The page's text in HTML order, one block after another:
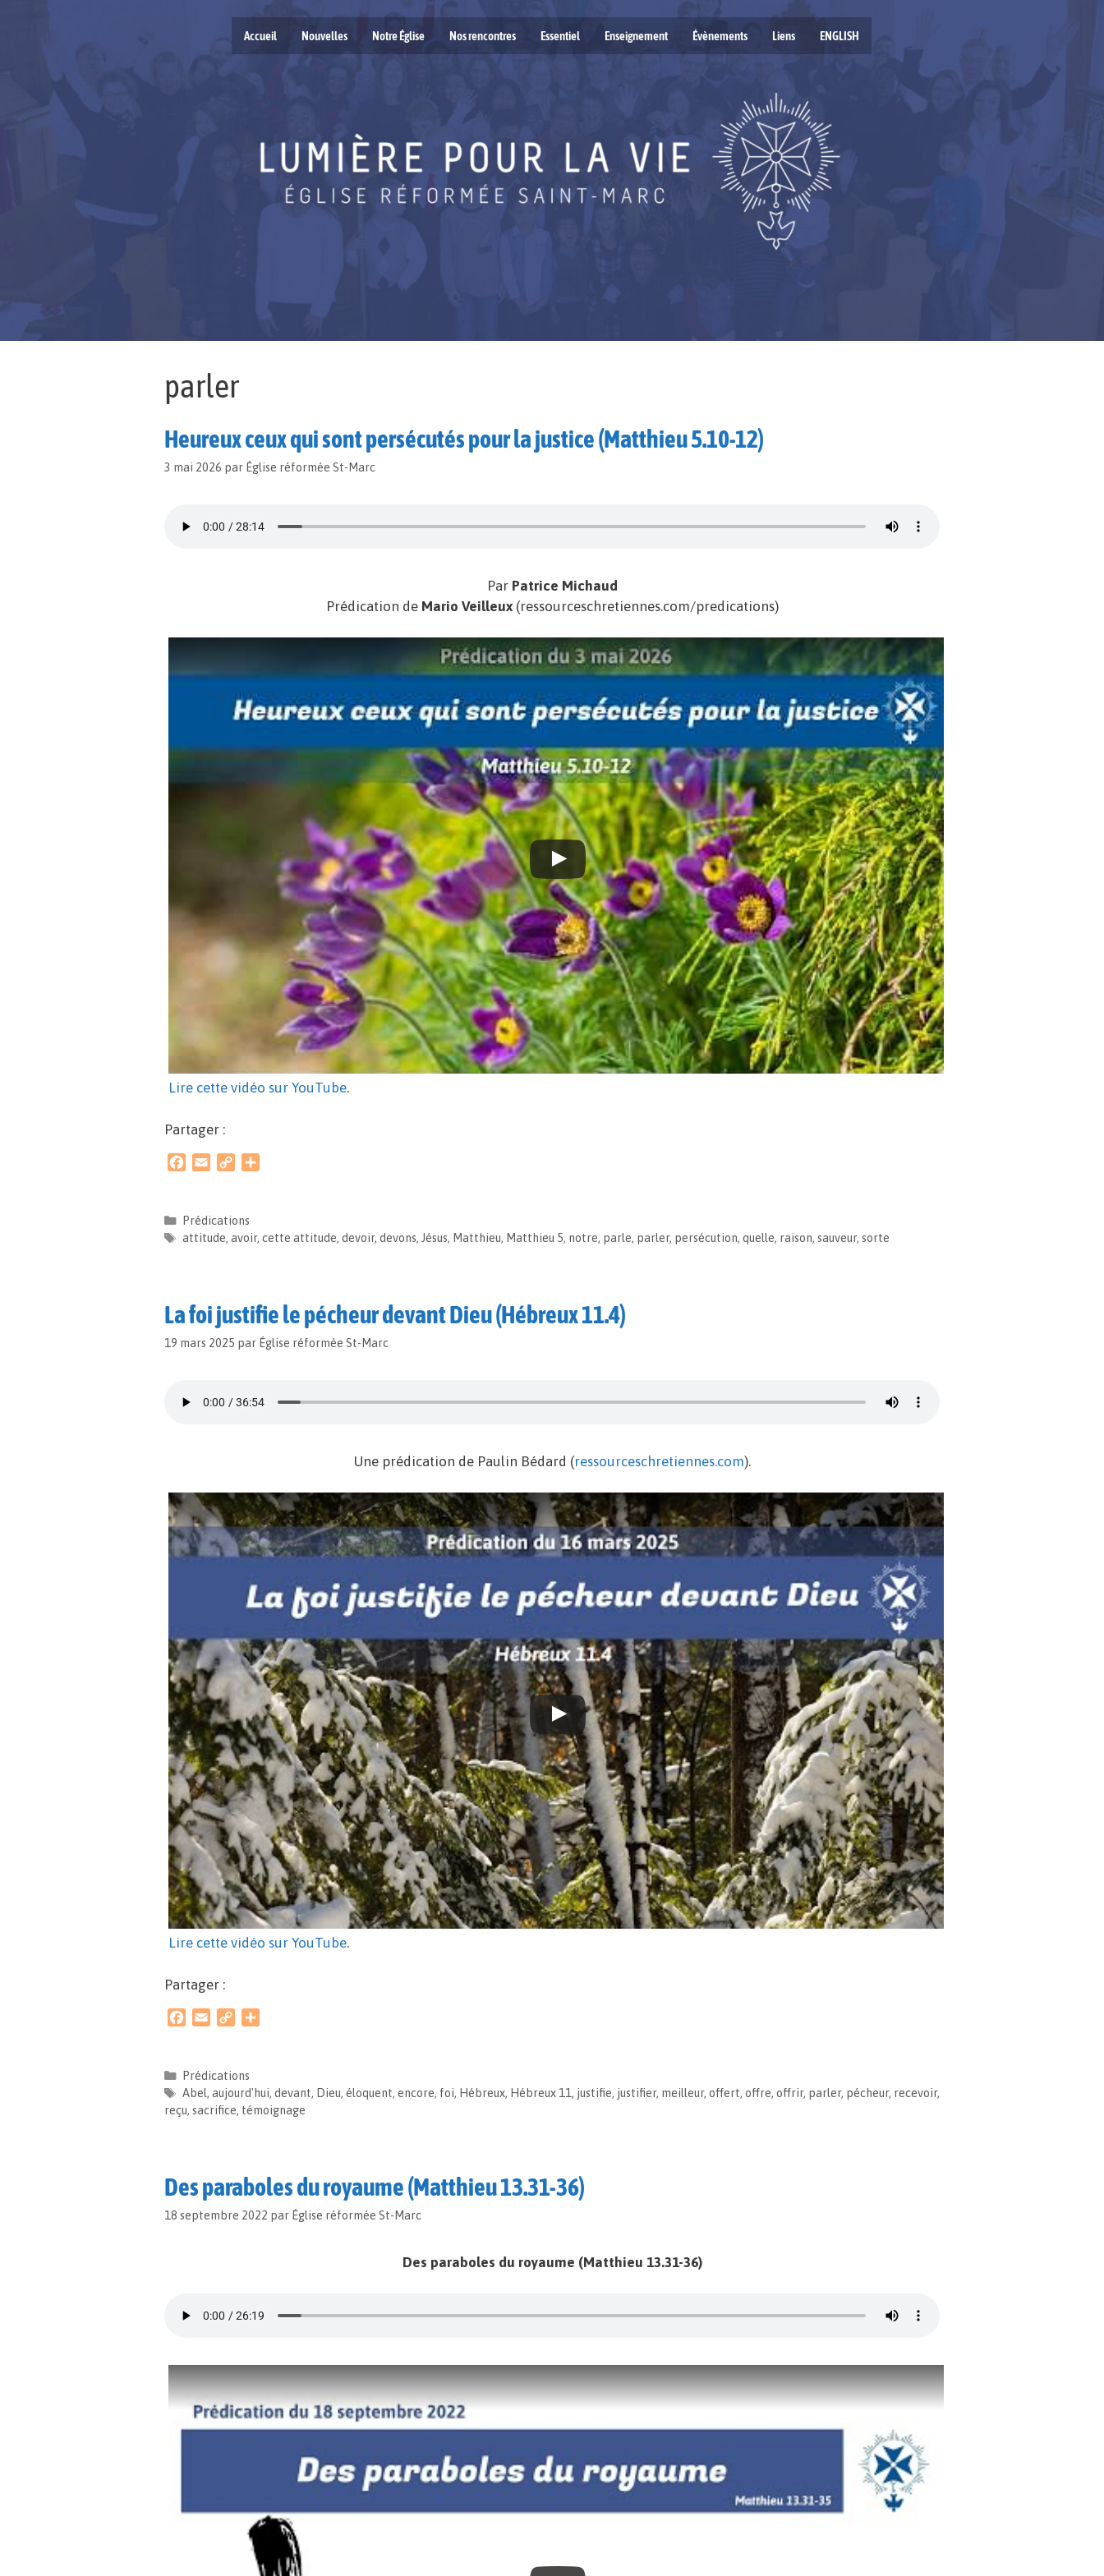
Accueil Nouvelles Notre Église Nos rencontres Essentiel Enseignement Évènements Liens ENGLISH
parler
Heureux ceux qui sont persécutés pour la justice (Matthieu 5.10-12)
3 mai 2026 par Église réformée St-Marc
Par Patrice Michaud
Prédication de Mario Veilleux(ressourceschretiennes.com/predications)
Lire cette vidéo sur YouTube.
Partager :
e
b
i
l
y
L
a
Prédications
attitude, avoir, cette attitude, devoir, devons, Jésus, Matthieu, Matthieu 5, notre, parle, parler, persécution, quelle, raison, sauveur, sorte
La foi justifie le pécheur devant Dieu (Hébreux 11.4)
19 mars 2025 par Église réformée St-Marc
Une prédication de Paulin Bédard (ressourceschretiennes.com).
Lire cette vidéo sur YouTube.
Partager :
e
b
o
i
l
y
L
i
a
g
Prédications
Abel, aujourd'hui, devant, Dieu, éloquent, encore, foi, Hébreux, Hébreux 11 , justifie, justifier, meilleur, offert, offre, offrir, parler, pécheur, recevoir,
reçu, sacrifice, témoignage
Des paraboles du royaume (Matthieu 13.31-36)
18 septembre 2022 par Église réformée St-Marc
Des paraboles du royaume (Matthieu 13.31-36)